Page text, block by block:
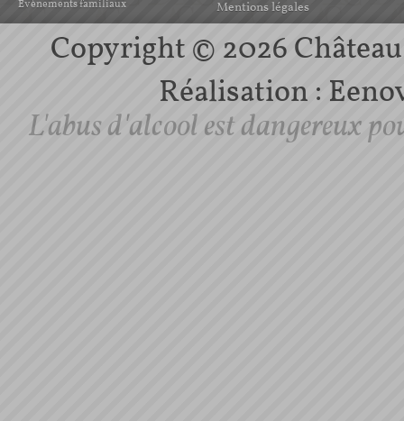
Evènements familiaux Mentions légales
Copyright © 2026
Réalisation :
L'abus d'alcool est dangereux